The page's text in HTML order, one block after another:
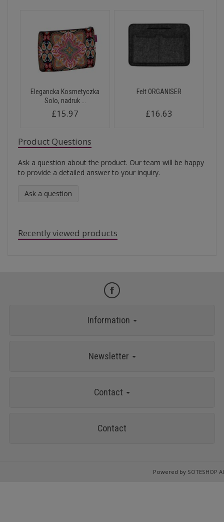
Elegancka Kosmetyczka
Solo, nadruk ...
£15.97
Felt ORGANISER
£16.63
Product Questions
Ask a question about the product. Our team will be happy
to provide a detailed answer to your inquiry.
Ask a question
Recently viewed products
Information
Newsletter
Contact
Contact
Powered by SOTESHOP AI